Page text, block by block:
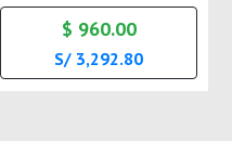
$ 960.00
S/ 3,292.80